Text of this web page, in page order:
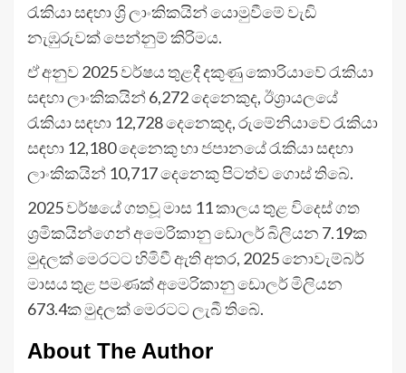
රැකියා සඳහා ශ්‍රි ලාංකිකයින් යොමුවීමේ වැඩි
නැඹුරුවක් පෙන්නුම් කිරිමය.
ඒ අනුව 2025 වර්ෂය තුළදී දකුණු කොරියාවේ රැකියා
සඳහා ලාංකිකයින් 6,272 දෙනෙකුද, ඊශ්‍රායලයේ
රැකියා සඳහා 12,728 දෙනෙකුද, රුමේනියාවේ රැකියා
සඳහා 12,180 දෙනෙකු හා ජපානයේ රැකියා සඳහා
ලාංකිකයින් 10,717 දෙනෙකු පිටත්ව ගොස් තිබේ.
2025 වර්ෂයේ ගතවූ මාස 11 කාලය තුළ විදෙස් ගත
ශ්‍රමිකයින්ගෙන් අමෙරිකානු ඩොලර් බිලියන 7.19ක
මුදලක් මෙරටට හිමිවී ඇති අතර, 2025 නොවැම්බර්
මාසය තුළ පමණක් අමෙරිකානු ඩොලර් මිලියන
673.4ක මුදලක් මෙරටට ලැබී තිබේ.
About The Author